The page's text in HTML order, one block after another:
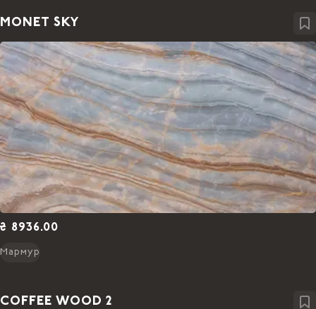
MONET SKY
₴ 8936.00
Мармур
COFFEE WOOD 2